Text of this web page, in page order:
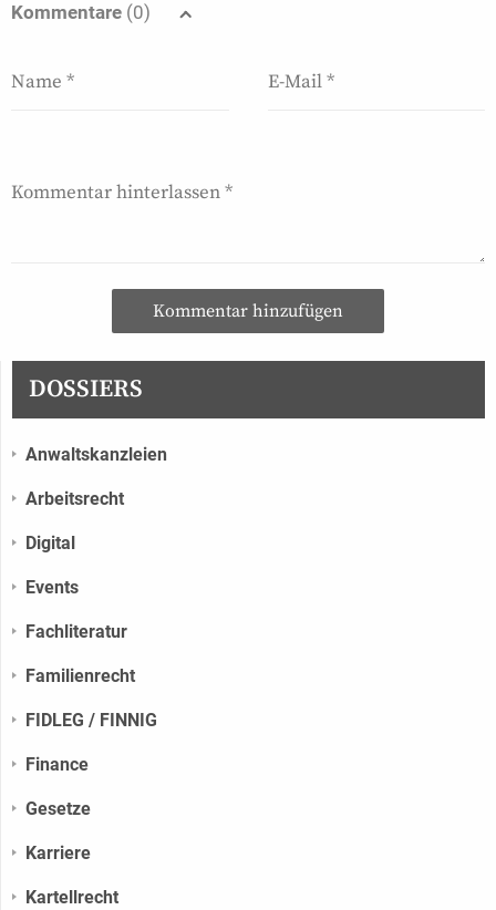
Kommentare (0)
Kommentar hinzufügen
DOSSIERS
Anwaltskanzleien
Arbeitsrecht
Digital
Events
Fachliteratur
Familienrecht
FIDLEG / FINNIG
Finance
Gesetze
Karriere
Kartellrecht